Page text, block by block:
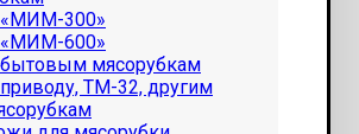
300»
600»
мясорубкам
ТМ-32, другим